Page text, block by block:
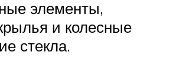
элементы,
и колесные
стекла.